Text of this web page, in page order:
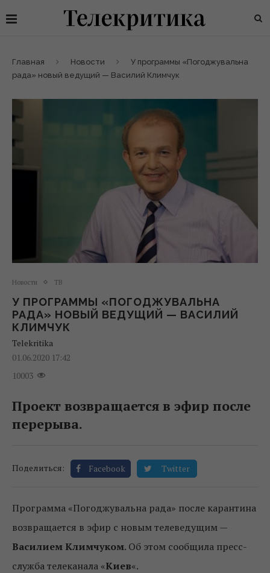
Главная Новости
У программы «Погоджувальна
рада» новый ведущий — Василий Климчук
Новости ТВ
У ПРОГРАММЫ «ПОГОДЖУВАЛЬНА
РАДА» НОВЫЙ ВЕДУЩИЙ — ВАСИЛИЙ
КЛИМЧУК
Telekritika
01.06.2020 17:42
10003
Проект возвращается в эфир после
перерыва.
Поделиться: Facebook Twitter
Программа «Погоджувальна рада» после карантина
возвращается в эфир с новым телеведущим —
Василием Климчуком. Об этом сообщила пресс-
служба телеканала «Киев«.